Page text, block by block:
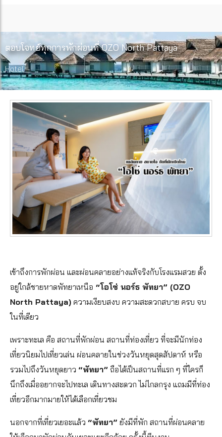
ตอบโจทย์ทุกการพักผ่อนที่ OZO North Pattaya
Hotel
เข้าถึงการพักผ่อน และผ่อนคลายอย่างแท้จริงกับโรงแรมสวย ตั้ง
อยู่ใกล้ชายหาดพัทยาเหนือ “โอโซ่ นอร์ธ พัทยา” (OZO
North Pattaya) ความเงียบสงบ ความสะดวกสบาย ครบ จบ
ในที่เดียว
เพราะทะเล คือ สถานที่พักผ่อน สถานที่ท่องเที่ยว ที่จะมีนักท่อง
เที่ยวนิยมไปเที่ยวเล่น ผ่อนคลายในช่วงวันหยุดสุดสัปดาห์ หรือ
รวมไปถึงวันหยุดยาว “พัทยา” ถือได้เป็นสถานที่แรก ๆ ที่ใครก็
นึกถึงเมื่ออยากจะไปทะเล เดินทางสะดวก ไม่ไกลกรุง แถมมีที่ท่อง
เที่ยวอีกมากมายให้ได้เลือกเที่ยวชม
นอกจากที่เที่ยวเยอะแล้ว “พัทยา” ยังมีที่พัก สถานที่ผ่อนคลาย